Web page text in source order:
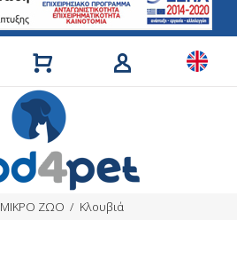
ΜΙΚΡΟ ΖΩΟ Κλουβιά